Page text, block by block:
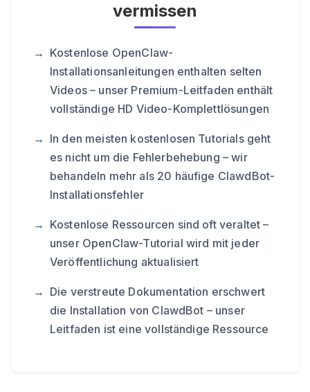
vermissen
Kostenlose OpenClaw-
Installationsanleitungen enthalten selten
Videos – unser Premium-Leitfaden enthält
vollständige HD Video-Komplettlösungen
In den meisten kostenlosen Tutorials geht
es nicht um die Fehlerbehebung – wir
behandeln mehr als 20 häufige ClawdBot-
Installationsfehler
Kostenlose Ressourcen sind oft veraltet –
unser OpenClaw-Tutorial wird mit jeder
Veröffentlichung aktualisiert
Die verstreute Dokumentation erschwert
die Installation von ClawdBot – unser
Leitfaden ist eine vollständige Ressource